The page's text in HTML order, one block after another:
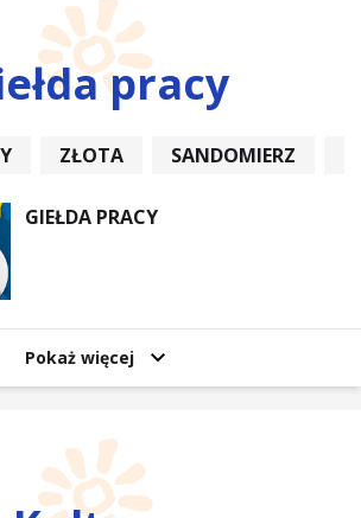
pracy
ZŁOTA SANDOMIERZ
GIEŁDA PRACY
Pokaż więcej